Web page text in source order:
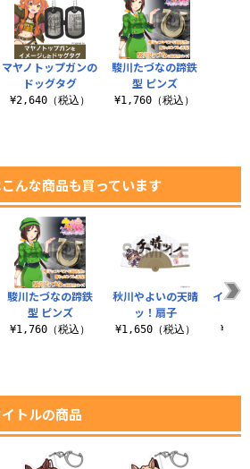
マヤノトップガンの
ドッグタグ
¥2,640（税込）
駿川たづなの蹄鉄
型 ピンズ
¥1,760（税込）
んな商品も買っています
駿川たづなの蹄鉄
型 ピンズ
¥1,760（税込）
秋川やよいの天晴
ッ！扇子
¥1,650（税込）
イキっ
トルの商品